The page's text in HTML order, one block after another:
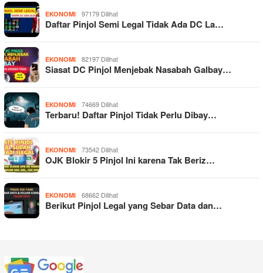
EKONOMI 97179 Dilihat
Daftar Pinjol Semi Legal Tidak Ada DC La…
EKONOMI 82197 Dilihat
Siasat DC Pinjol Menjebak Nasabah Galbay…
EKONOMI 74669 Dilihat
Terbaru! Daftar Pinjol Tidak Perlu Dibay…
EKONOMI 73542 Dilihat
OJK Blokir 5 Pinjol Ini karena Tak Beriz…
EKONOMI 68662 Dilihat
Berikut Pinjol Legal yang Sebar Data dan…